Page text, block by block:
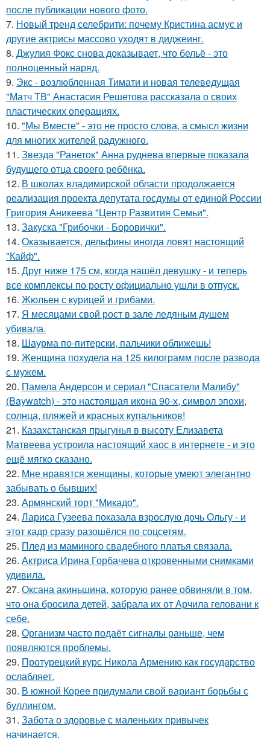
после публикации нового фото.
7. Новый тренд селебрити: почему Кристина асмус и
другие актрисы массово уходят в диджеинг.
8. Джулия Фокс снова доказывает, что бельё - это
полноценный наряд.
9. Экс - возлюбленная Тимати и новая телеведущая
"Матч ТВ" Анастасия Решетова рассказала о своих
пластических операциях.
10. "Мы Вместе" - это не просто слова, а смысл жизни
для многих жителей радужного.
11. Звезда "Ранеток" Анна руднева впервые показала
будущего отца своего ребёнка.
12. В школах владимирской области продолжается
реализация проекта депутата госдумы от единой России
Григория Аникеева "Центр Развития Семьи".
13. Закуска "Грибочки - Боровички".
14. Оказывается, дельфины иногда ловят настоящий
"Кайф".
15. Друг ниже 175 см, когда нашёл девушку - и теперь
все комплексы по росту официально ушли в отпуск.
16. Жюльен с курицей и грибами.
17. Я месяцами свой рост в зале ледяным душем
убивала.
18. Шаурма по-питерски, пальчики оближешь!
19. Женщина похудела на 125 килограмм после развода
с мужем.
20. Памела Андерсон и сериал "Спасатели Малибу"
(Baywatch) - это настоящая икона 90-х, символ эпохи,
солнца, пляжей и красных купальников!
21. Казахстанская прыгунья в высоту Елизавета
Матвеева устроила настоящий хаос в интернете - и это
ещё мягко сказано.
22. Мне нравятся женщины, которые умеют элегантно
забывать о бывших!
23. Армянский торт "Микадо".
24. Лариса Гузеева показала взрослую дочь Ольгу - и
этот кадр сразу разошёлся по соцсетям.
25. Плед из маминого свадебного платья связала.
26. Актриса Ирина Горбачева откровенными снимками
удивила.
27. Оксана акиньшина, которую ранее обвиняли в том,
что она бросила детей, забрала их от Арчила геловани к
себе.
28. Организм часто подаёт сигналы раньше, чем
появляются проблемы.
29. Протурецкий курс Никола Армению как государство
ослабляет.
30. В южной Корее придумали свой вариант борьбы с
буллингом.
31. Забота о здоровье с маленьких привычек
начинается.